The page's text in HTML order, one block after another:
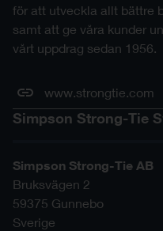
för att utveckla allt bättre
samt att ge våra kunder
vårt uppdrag sedan 1956.
www.strongtie.com
Simpson Strong-Tie
Simpson Strong-Tie AB
Bruksvägen 2
59375 Gunnebo
Sverige